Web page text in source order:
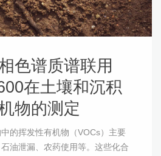
色谱质谱联用
在土壤和沉积
物的测定
的挥发性有机物（VOCs）主要
油泄漏、农药使用等。这些化合